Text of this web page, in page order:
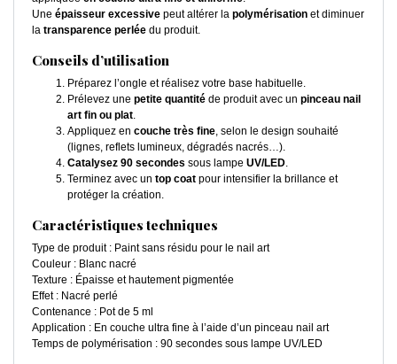
Une épaisseur excessive peut altérer la polymérisation et diminuer
la transparence perlée du produit.
Conseils d’utilisation
Préparez l’ongle et réalisez votre base habituelle.
Prélevez une petite quantité de produit avec un pinceau nail
art fin ou plat.
Appliquez en couche très fine, selon le design souhaité
(lignes, reflets lumineux, dégradés nacrés…).
Catalysez 90 secondes sous lampe UV/LED.
Terminez avec un top coat pour intensifier la brillance et
protéger la création.
Caractéristiques techniques
Type de produit : Paint sans résidu pour le nail art
Couleur : Blanc nacré
Texture : Épaisse et hautement pigmentée
Effet : Nacré perlé
Contenance : Pot de 5 ml
Application : En couche ultra fine à l’aide d’un pinceau nail art
Temps de polymérisation : 90 secondes sous lampe UV/LED